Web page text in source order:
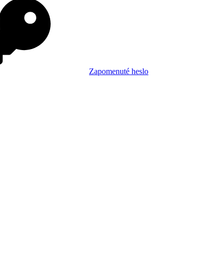
Zapomenuté heslo